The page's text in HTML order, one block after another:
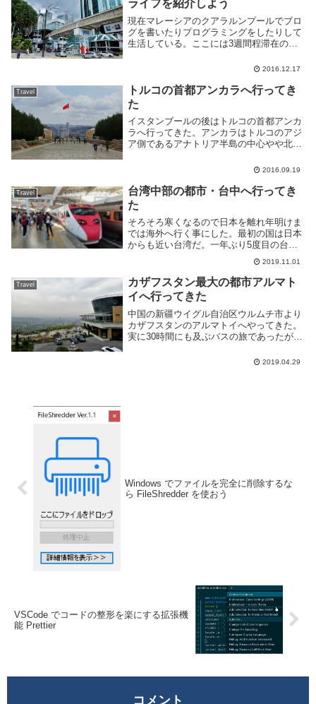
ライフを紹介しよう
現在マレーシアのクアラルンプールでブロ
グを書いたりプログラミングをしたりして
生活している。ここには3週間程滞在の予
になるのだろうか。ノマドというとなんだ
ているわけで...
2016.12.17
Travel
トルコの首都アンカラへ行ってき
た
イスタンブールの後はトルコの首都アンカ
ラへ行ってきた。アンカラはトルコのアジ
ア側であるアナトリア半島の中心やや北西
寒く夏は暑い、寒暖の差が激しい地域とな
が、昼間は暑い...
2016.09.19
Travel
台湾中部の都市・台中へ行ってき
た
そろそろ寒くなるので日本を離れ年明けま
では海外へ行く事にした。最初の国は日本
からも近い台湾だ。一年ぶり5度目の台湾
渡航だが、台北・高雄・台南に関しては前
回滞在したので今回は台中へ行く事にし
た。台湾を出る便も台中発ハノイ行のベト
ジェットを予約...
2019.11.01
Travel
カザフスタン最大の都市アルマト
イへ行ってきた
中国の新疆ウイグル自治区ウルムチ市より
カザフスタンのアルマトイへやってきた。
実に30時間にも及ぶバスの旅であったがそ
イでやることは特に無いのだが、中国では
2019.04.29
Windows でファイルを完全に削除するな
ら FileShredder を使おう
VSCode でコードの整形を楽にする拡張機
能 Prettier
コメント